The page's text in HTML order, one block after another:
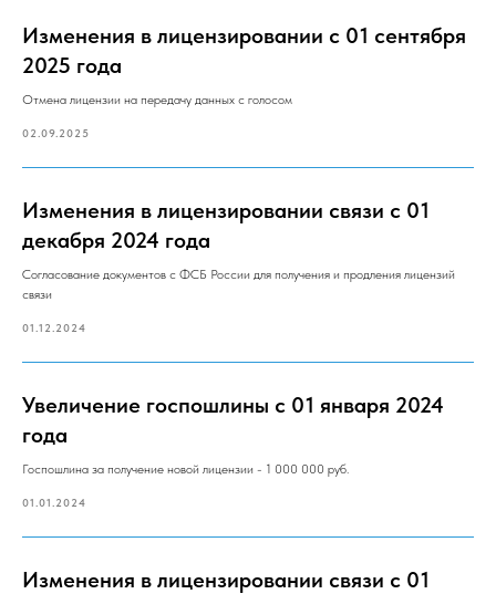
Изменения в лицензировании с 01 сентября
2025 года
Отмена лицензии на передачу данных с голосом
02.09.2025
Изменения в лицензировании связи с 01
декабря 2024 года
Согласование документов с ФСБ России для получения и продления лицензий
связи
01.12.2024
Увеличение госпошлины с 01 января 2024
года
Госпошлина за получение новой лицензии - 1 000 000 руб.
01.01.2024
Изменения в лицензировании связи с 01